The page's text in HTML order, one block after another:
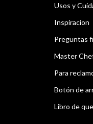
Usos y
Inspiracion
Preguntas
Master
Para
Botón de
Libro de